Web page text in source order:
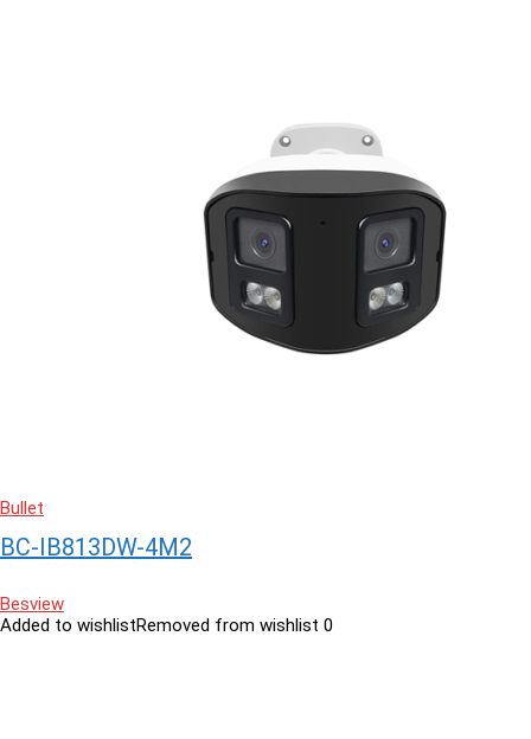
Bullet
BC-IB813DW-4M2
Besview
Added to wishlistRemoved from wishlist 0